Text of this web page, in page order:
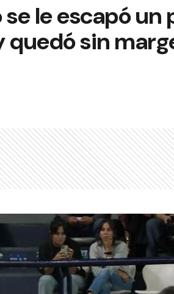
le escapó un
quedó sin